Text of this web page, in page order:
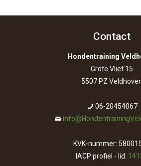
Contact
Hondentraining
Grote Vliet 15
5507 PZ
06-20454067
KVK-nummer:
IACP profiel - lid: